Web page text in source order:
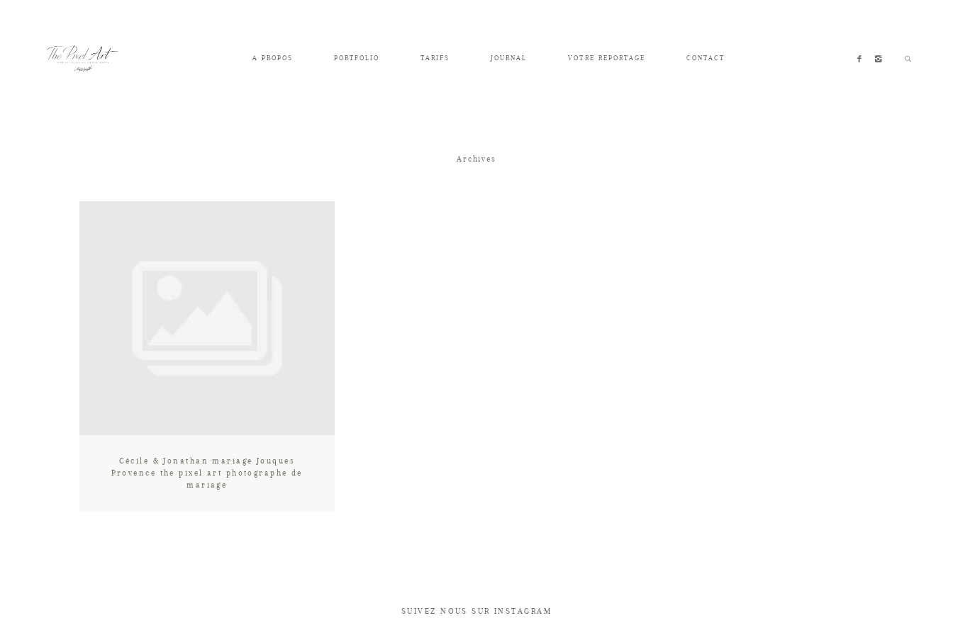
A PROPOS PORTFOLIO TARIFS JOURNAL VOTRE REPORTAGE CONTACT
Archives
Cécile & Jonathan mariage Jouques
Provence the pixel art photographe de
mariage
SUIVEZ NOUS SUR INSTAGRAM